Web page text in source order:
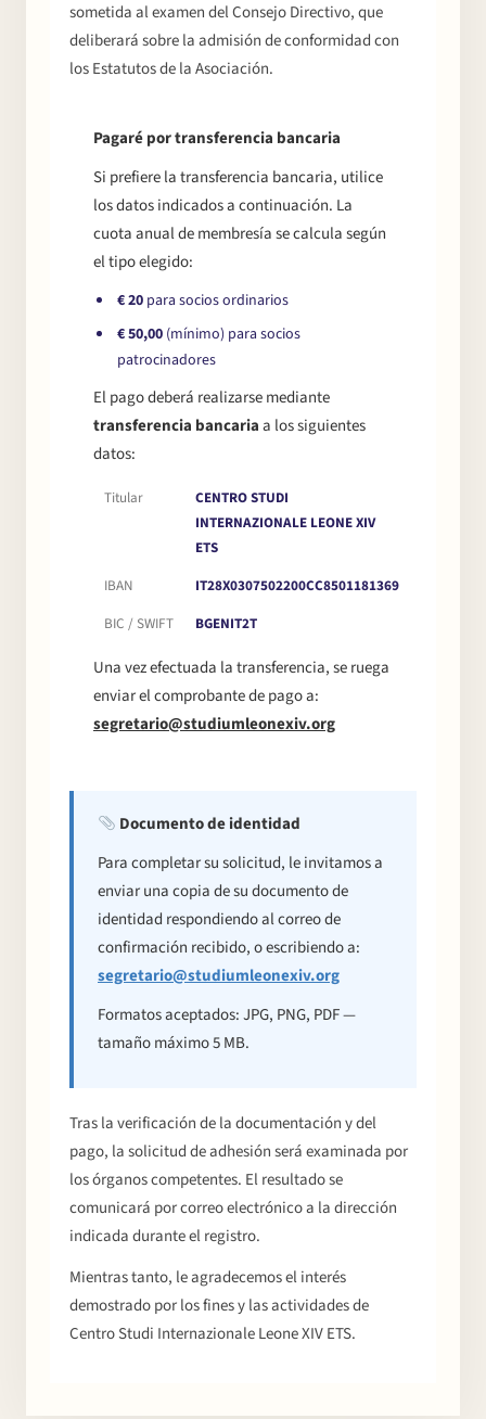
El Centro
Seminarios y
Conferencias
Noticias
Partecipa
Contacto
sometida al examen del Consejo Directivo, que
deliberará sobre la admisión de conformidad con
los Estatutos de la Asociación.
Pagaré por transferencia bancaria
Si prefiere la transferencia bancaria, utilice
los datos indicados a continuación. La
cuota anual de membresía se calcula según
el tipo elegido:
€ 20para socios ordinarios
€ 50,00(mínimo) para socios
patrocinadores
El pago deberá realizarse mediante
transferencia bancariaa los siguientes
datos:
Titular
CENTRO STUDI
INTERNAZIONALE LEONE XIV
ETS
IBAN
IT28X0307502200CC8501181369
BIC / SWIFT
BGENIT2T
Una vez efectuada la transferencia, se ruega
enviar el comprobante de pago a:
segretario@studiumleonexiv.org
Documento de identidad
Para completar su solicitud, le invitamos a
enviar una copia de su documento de
identidad respondiendo al correo de
confirmación recibido, o escribiendo a:
segretario@studiumleonexiv.org
Formatos aceptados: JPG, PNG, PDF —
tamaño máximo 5 MB.
Tras la verificación de la documentación y del
pago, la solicitud de adhesión será examinada por
los órganos competentes. El resultado se
comunicará por correo electrónico a la dirección
indicada durante el registro.
Mientras tanto, le agradecemos el interés
demostrado por los fines y las actividades de
Centro Studi Internazionale Leone XIV ETS.